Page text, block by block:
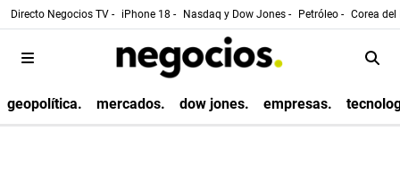
Directo Negocios TV - iPhone 18 - Nasdaq y Dow Jones - Petróleo - Corea
geopolítica. mercados. dow jones. empresas.